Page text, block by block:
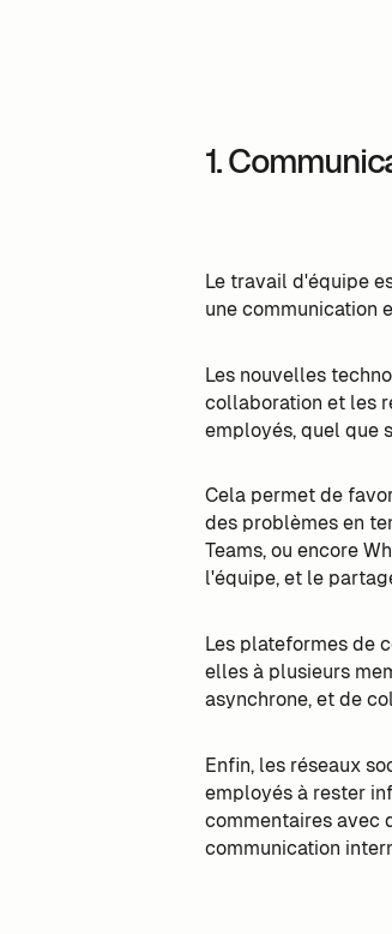
1.
Le travail d'équipe
une communication
Les nouvelles
collaboration et les
employés, quel que
Cela permet de
des problèmes en
Teams, ou encore
l'équipe, et le
Les plateformes de
elles à plusieurs
asynchrone, et de
Enfin, les réseaux
employés à rester
commentaires avec
communication